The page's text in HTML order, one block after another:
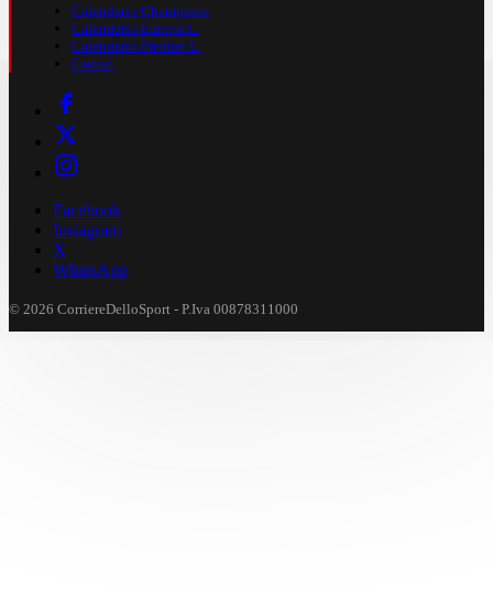
Calendario Champions
Calendario Europa L.
Calendario Premier L.
Casinò
Facebook
Instagram
X
WhatsApp
© 2026 CorriereDelloSport - P.Iva 00878311000